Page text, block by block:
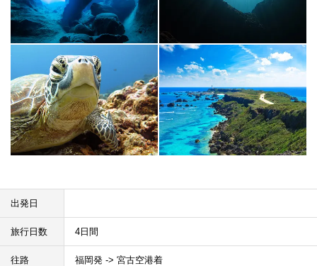
出発日
旅行日数 4日間
往路 福岡発 -> 宮古空港着